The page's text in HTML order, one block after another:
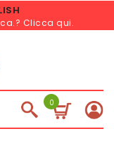
Clicca qui.
0